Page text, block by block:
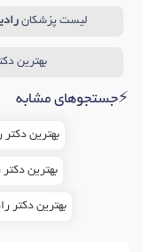
لیست پزشکان
بهترین
⚡جستجوهای مشابه
بهترین
بهترین
بهترین دکتر